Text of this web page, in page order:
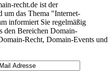
recht.de ist der
um das Thema "Internet-
informiert Sie regelmäßig
den Bereichen Domain-
Recht, Domain-Events und